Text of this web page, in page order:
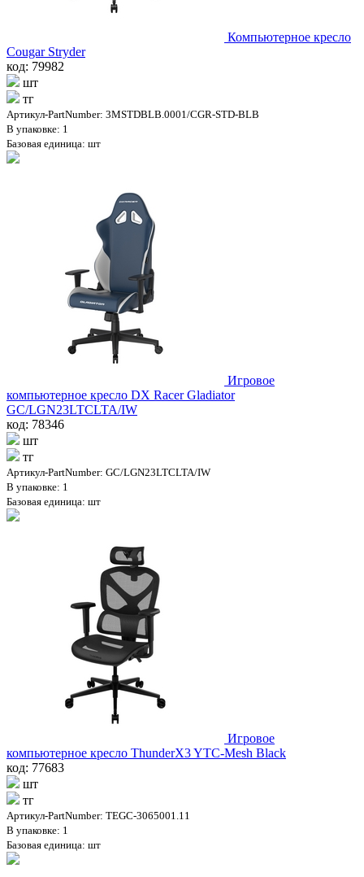
Компьютерное кресло
Cougar Stryder
код: 79982
шт
тг
Артикул-PartNumber: 3MSTDBLB.0001/CGR-STD-BLB
В упаковке: 1
Базовая единица: шт
Игровое
компьютерное кресло DX Racer Gladiator
GC/LGN23LTCLTA/IW
код: 78346
шт
тг
Артикул-PartNumber: GC/LGN23LTCLTA/IW
В упаковке: 1
Базовая единица: шт
Игровое
компьютерное кресло ThunderX3 YTC-Mesh Black
код: 77683
шт
тг
Артикул-PartNumber: TEGC-3065001.11
В упаковке: 1
Базовая единица: шт